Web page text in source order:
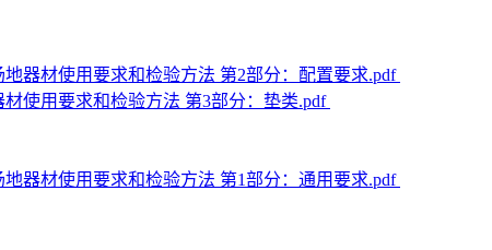
地器材使用要求和检验方法 第2部分：配置要求.pdf
使用要求和检验方法 第3部分：垫类.pdf
地器材使用要求和检验方法 第1部分：通用要求.pdf